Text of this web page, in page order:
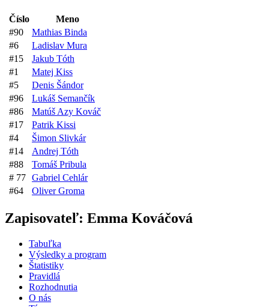
Číslo
Meno
#90
Mathias Binda
#6
Ladislav Mura
#15
Jakub Tóth
#1
Matej Kiss
#5
Denis Šándor
#96
Lukáš Semančík
#86
Matúš Azy Kováč
#17
Patrik Kissi
#4
Šimon Slivkár
#14
Andrej Tóth
#88
Tomáš Pribula
# 77 Gabriel Cehlár
#64 Oliver Groma
Zapisovateľ: Emma Kováčová
Tabuľka
Výsledky a program
Štatistiky
Pravidlá
Rozhodnutia
O nás